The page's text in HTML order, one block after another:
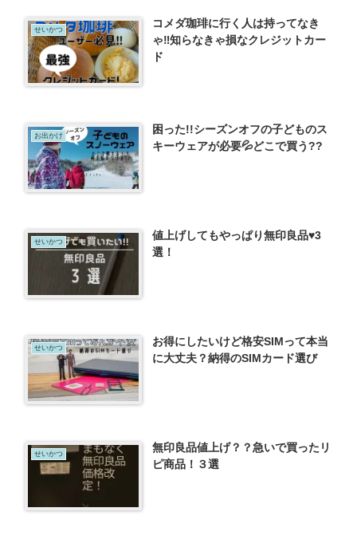
せいかつ
コメダ珈琲に行く人は持ってなき
ゃ‼知らなきゃ損なクレジットカー
ド
お出かけ
困った!!シーズンオフの子どものス
キーウェアが必要💦どこで買う??
せいかつ
値上げしてもやっぱり無印良品♥3
選！
せいかつ
お得にしたいけど格安SIMって本当
に大丈夫？納得のSIMカード選び
せいかつ
無印良品値上げ？？急いで買ったリ
ピ商品！３選